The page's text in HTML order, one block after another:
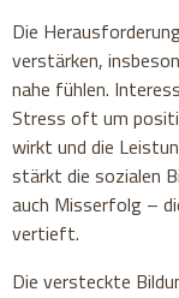
Die
verstärken,
nahe fühlen.
Stress oft um
wirkt und die
stärkt die sozialen
auch Misserfolg –
vertieft.
Die versteckte